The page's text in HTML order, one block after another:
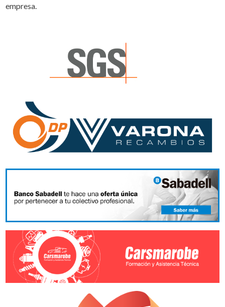
empresa.